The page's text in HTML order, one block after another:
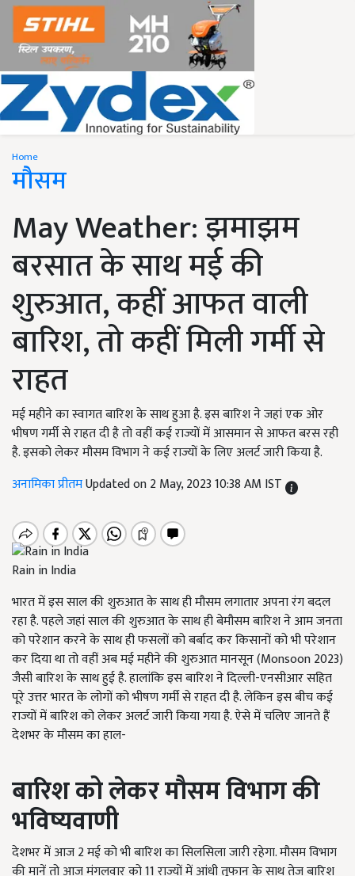
Home
मौसम
May Weather: झमाझम
बरसात के साथ मई की
शुरुआत, कहीं आफत वाली
बारिश, तो कहीं मिली गर्मी से
राहत
मई महीने का स्वागत बारिश के साथ हुआ है. इस बारिश ने जहां एक ओर
भीषण गर्मी से राहत दी है तो वहीं कई राज्यों में आसमान से आफत बरस रही
है. इसको लेकर मौसम विभाग ने कई राज्यों के लिए अलर्ट जारी किया है.
अनामिका प्रीतमUpdated on 2 May, 2023 10:38 AM IST
Rain in India
भारत में इस साल की शुरुआत के साथ ही मौसम लगातार अपना रंग बदल
रहा है. पहले जहां साल की शुरुआत के साथ ही बेमौसम बारिश ने आम जनता
को परेशान करने के साथ ही फसलों को बर्बाद कर किसानों को भी परेशान
कर दिया था तो वहीं अब मई महीने की शुरुआत मानसून (Monsoon 2023)
जैसी बारिश के साथ हुई है. हालांकि इस बारिश ने दिल्ली-एनसीआर सहित
पूरे उत्तर भारत के लोगों को भीषण गर्मी से राहत दी है. लेकिन इस बीच कई
राज्यों में बारिश को लेकर अलर्ट जारी किया गया है. ऐसे में चलिए जानते हैं
देशभर के मौसम का हाल-
बारिश को लेकर मौसम विभाग की
भविष्यवाणी
देशभर में आज2मई को भी बारिश का सिलसिला जारी रहेगा. मौसम विभाग